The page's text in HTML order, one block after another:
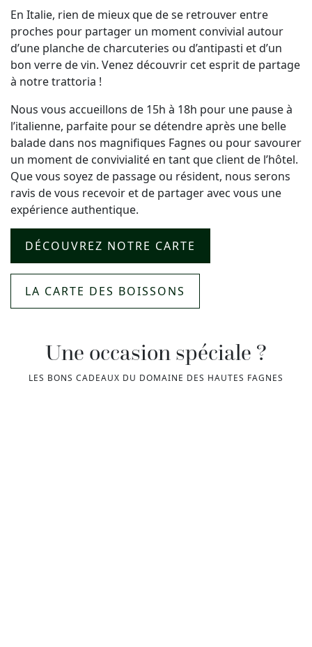
En Italie, rien de mieux que de se retrouver entre
proches pour partager un moment convivial autour
d’une planche de charcuteries ou d’antipasti et d’un
bon verre de vin. Venez découvrir cet esprit de partage
à notre trattoria !
Nous vous accueillons de 15h à 18h pour une pause à
l’italienne, parfaite pour se détendre après une belle
balade dans nos magnifiques Fagnes ou pour savourer
un moment de convivialité en tant que client de l’hôtel.
Que vous soyez de passage ou résident, nous serons
ravis de vous recevoir et de partager avec vous une
expérience authentique.
DÉCOUVREZ NOTRE CARTE
LA CARTE DES BOISSONS
Une occasion spéciale ?
LES BONS CADEAUX DU DOMAINE DES HAUTES FAGNES